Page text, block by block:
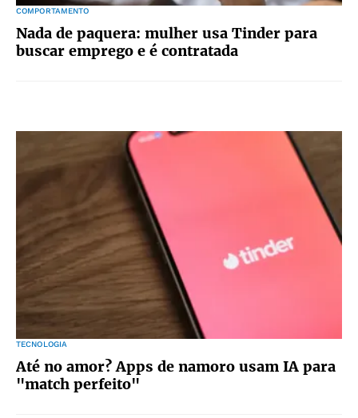
COMPORTAMENTO
Nada de paquera: mulher usa Tinder para
buscar emprego e é contratada
TECNOLOGIA
Até no amor? Apps de namoro usam IA para
"match perfeito"